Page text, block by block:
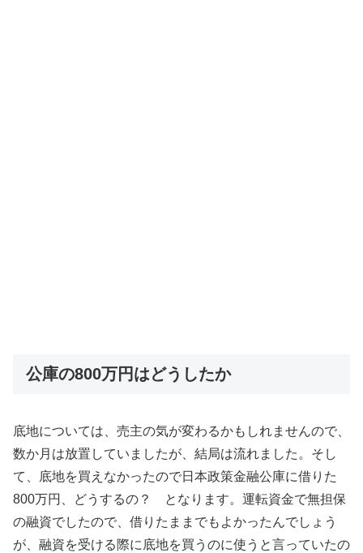
公庫の800万円はどうしたか
底地については、売主の気が変わるかもしれませんので、
数か月は放置していましたが、結局は流れました。そし
て、底地を買えなかったので日本政策金融公庫に借りた
800万円、どうするの？ となります。運転資金で無担保
の融資でしたので、借りたままでもよかったんでしょう
が、融資を受ける際に底地を買うのに使うと言っていたの